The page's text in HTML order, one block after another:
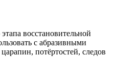
восстановительной
с абразивными
потёртостей, следов